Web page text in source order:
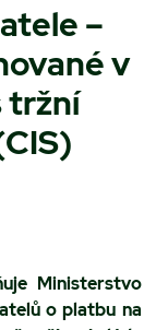
–
v
tržní
Ministerstvo
o platbu na